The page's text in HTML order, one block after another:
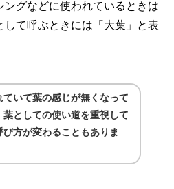
ングなどに使われているときは
して呼ぶときには「大葉」と表
ていて葉の感じが無くなって
葉としての使い道を重視して
び方が変わることもありま